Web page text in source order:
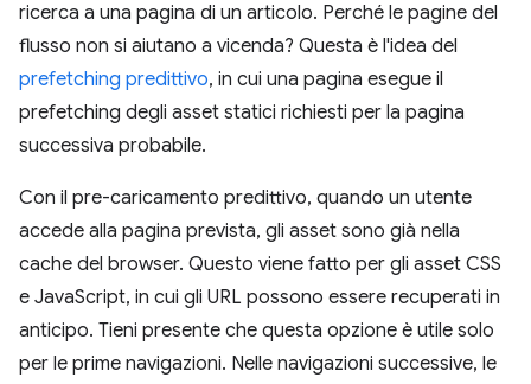
ricerca a una pagina di un articolo. Perché le pagine del
flusso non si aiutano a vicenda? Questa è l'idea del
prefetching predittivo, in cui una pagina esegue il
prefetching degli asset statici richiesti per la pagina
successiva probabile.
Con il pre-caricamento predittivo, quando un utente
accede alla pagina prevista, gli asset sono già nella
cache del browser. Questo viene fatto per gli asset CSS
e JavaScript, in cui gli URL possono essere recuperati in
anticipo. Tieni presente che questa opzione è utile solo
per le prime navigazioni. Nelle navigazioni successive, le